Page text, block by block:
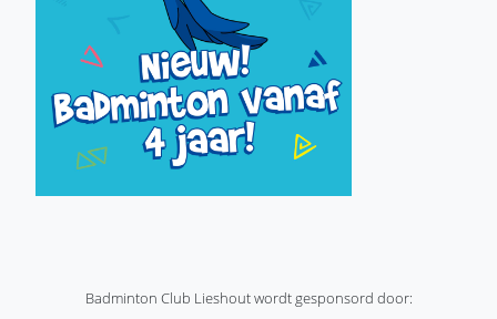
Badminton Club Lieshout wordt gesponsord door: